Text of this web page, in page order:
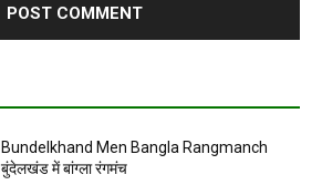
Bundelkhand Men Bangla Rangmanch
बुंदेलखंड में बांग्ला रंगमंच